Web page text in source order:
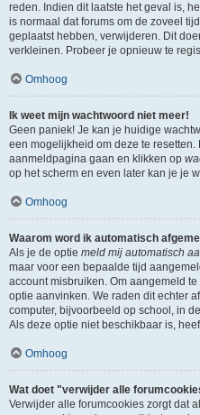
reden. Indien dit laatste het geval is,
is normaal dat forums om de zoveel
geplaatst hebben, verwijderen. Dit
verkleinen. Probeer je opnieuw te
Omhoog
Ik weet mijn wachtwoord niet meer!
Geen paniek! Je kan je huidige
een mogelijkheid om deze te resetten.
aanmeldpagina gaan en klikken op
op het scherm en even later kan je je
Omhoog
Waarom word ik automatisch
Als je de optie meld mij automatisch
maar voor een bepaalde tijd
account misbruiken. Om aangemeld
optie aanvinken. We raden dit echter
computer, bijvoorbeeld op school, in
Als deze optie niet beschikbaar is,
Omhoog
Wat doet "verwijder alle
Verwijder alle forumcookies zorgt dat